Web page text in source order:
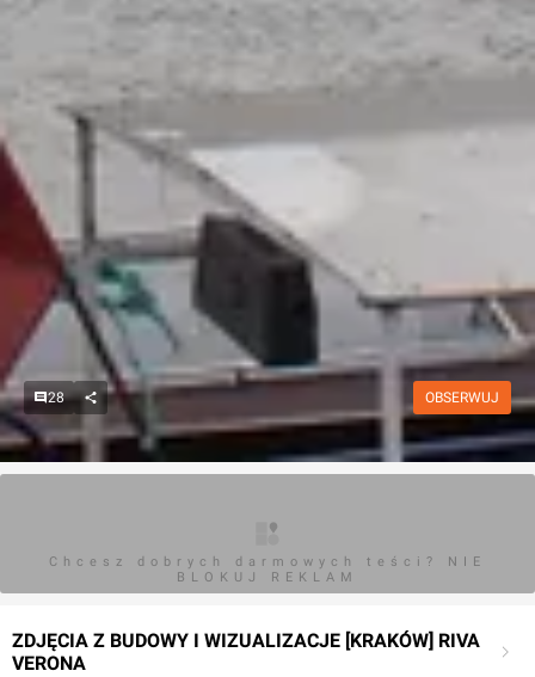
28 OBSERWUJ
Chcesz dobrych darmowych teści? NIE
BLOKUJ REKLAM
ZDJĘCIA Z BUDOWY I WIZUALIZACJE [KRAKÓW] RIVA
VERONA